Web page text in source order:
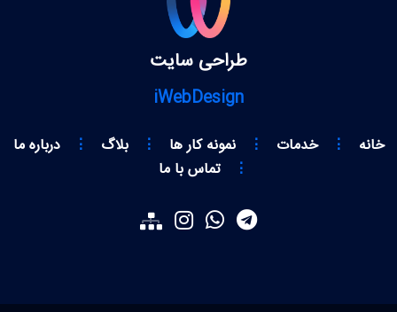
طراحی سایت
iWebDesign
خانه ⋮ خدمات ⋮ نمونه کار ها ⋮ بلاگ ⋮
درباره ما
⋮
تماس با ما